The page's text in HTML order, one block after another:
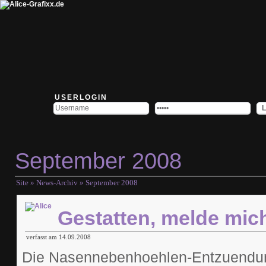
USERLOGIN
September 2008
Site » News-Archiv » September 2008
Gestatten, melde
verfasst am 14.09.2008
Die Nasennebenhoehlen-